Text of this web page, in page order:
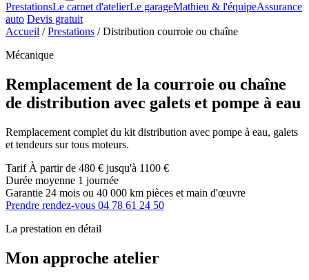
PrestationsLe carnet d'atelierLe garageMathieu & l'équipeAssurance
auto Devis gratuit
Accueil / Prestations / Distribution courroie ou chaîne
Mécanique
Remplacement de la courroie ou chaîne
de distribution avec galets et pompe à eau
Remplacement complet du kit distribution avec pompe à eau, galets
et tendeurs sur tous moteurs.
Tarif À partir de 480 € jusqu'à 1100 €
Durée moyenne 1 journée
Garantie 24 mois ou 40 000 km pièces et main d'œuvre
Prendre rendez-vous 04 78 61 24 50
La prestation en détail
Mon approche atelier